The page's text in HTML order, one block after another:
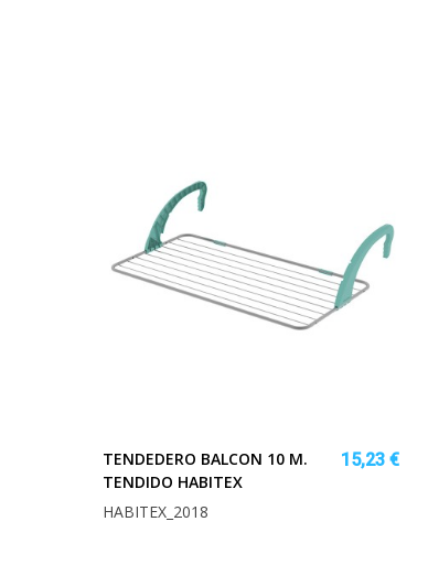
TENDEDERO BALCON 10 M.
TENDIDO HABITEX
15,23 €
HABITEX_2018